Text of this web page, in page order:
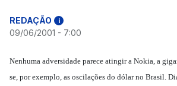
REDAÇÃO i
09/06/2001 - 7:00
Nenhuma adversidade parece atingir a Nokia, a
se, por exemplo, as oscilações do dólar no Brasil.